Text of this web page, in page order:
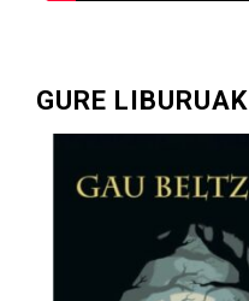
GURE LIBURUAK